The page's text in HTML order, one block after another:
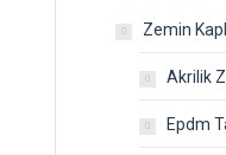
Zemin
Akrilik
Epdm